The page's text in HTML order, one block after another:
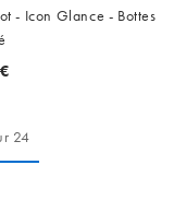
- Icon Glance - Bottes
24